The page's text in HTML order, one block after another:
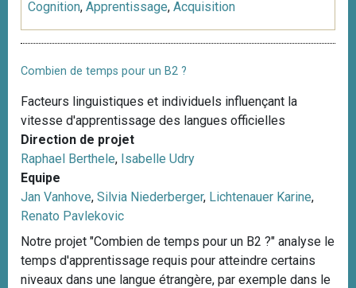
Cognition, Apprentissage, Acquisition
Combien de temps pour un B2 ?
Facteurs linguistiques et individuels influençant la
vitesse d'apprentissage des langues officielles
Direction de projet
Raphael Berthele, Isabelle Udry
Equipe
Jan Vanhove, Silvia Niederberger, Lichtenauer Karine,
Renato Pavlekovic
Notre projet "Combien de temps pour un B2 ?" analyse le
temps d'apprentissage requis pour atteindre certains
niveaux dans une langue étrangère, par exemple dans le